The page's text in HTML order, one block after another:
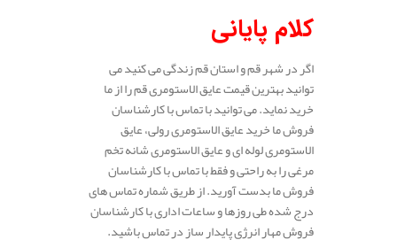
کلام پایانی
اگر در شهر قم و استان قم زندگی می کنید می
توانید بهترین قیمت عایق الاستومری قم را از ما
خرید نماید. می توانید با تماس با کارشناسان
فروش ما خرید عایق الاستومری رولی، عایق
الاستومری لوله ای و عایق الاستومری شانه تخم
مرغی را به راحتی و فقط با تماس با کارشناسان
فروش ما بدست آورید. از طریق شماره تماس های
درج شده طی روزها و ساعات اداری با کارشناسان
فروش مهار انرژی پایدار ساز در تماس باشید.